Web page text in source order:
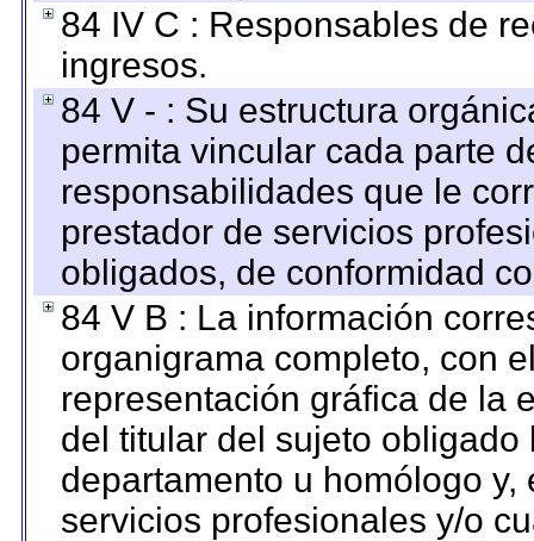
84 IV C : Responsables de
ingresos.
84 V - : Su estructura
permita vincular cada parte
responsabilidades que le
prestador de servicios
obligados, de conformidad
84 V B : La información
organigrama completo, con
representación gráfica de la
del titular del sujeto
departamento u homólogo
servicios profesionales y/o